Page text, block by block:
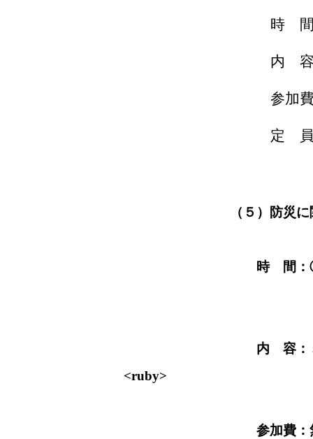
時 間：１０
内 容：水消火器を
参加費：
定 員：
（５）防災に関する
時 間：①１
内 容：ミッショント
<ruby> 浅野竜一氏に
参加費：無